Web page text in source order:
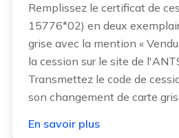
Remplissez le certificat de
15776*02) en deux
grise avec la mention «
la cession sur le site de
Transmettez le code de
son changement de carte
En savoir plus